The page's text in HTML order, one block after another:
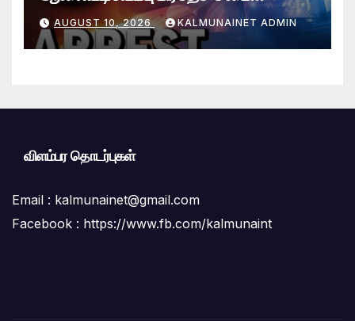
தொழில்நுட்ப உத்தியோகத்தர் கைது
AUGUST 10, 2026 KALMUNAINET ADMIN
விளம்பர தொடர்புகள்
Email : kalmunainet@gmail.com
Facebook : https://www.fb.com/kalmunaint